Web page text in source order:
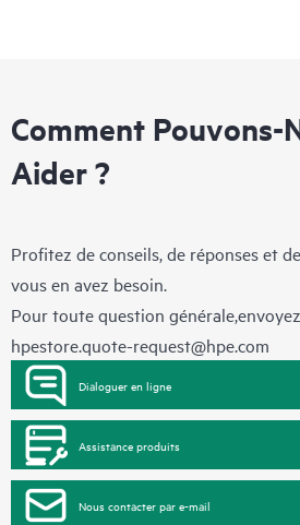
Comment Pouvons-
Aider ?
Profitez de conseils, de réponses et
vous en avez besoin.
Pour toute question
hpestore.quote-request@hpe.com
Dialoguer en ligne
Assistance produits
Nous contacter par e-mail